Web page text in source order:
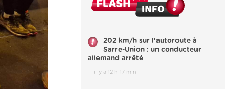
202 km/h sur l'autoroute à
Sarre-Union : un conducteur
allemand arrêté
il y a 12 h 17 min